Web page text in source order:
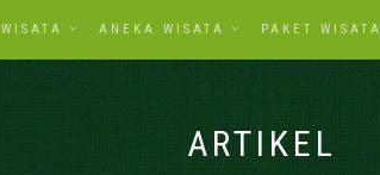
WISATA ANEKA WISATA PAKET WISATA
ARTIKEL